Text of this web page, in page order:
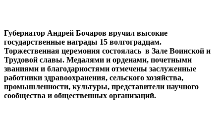
Губернатор Андрей Бочаров вручил высокие
государственные награды 15 волгоградцам.
Торжественная церемония состоялась в Зале Воинской и
Трудовой славы. Медалями и орденами, почетными
званиями и благодарностями отмечены заслуженные
работники здравоохранения, сельского хозяйства,
промышленности, культуры, представители научного
сообщества и общественных организаций.